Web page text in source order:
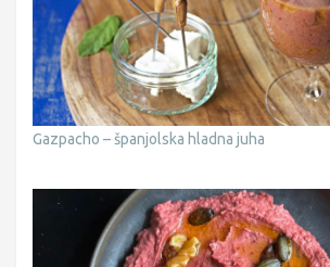
Gazpacho – španjolska hladna juha